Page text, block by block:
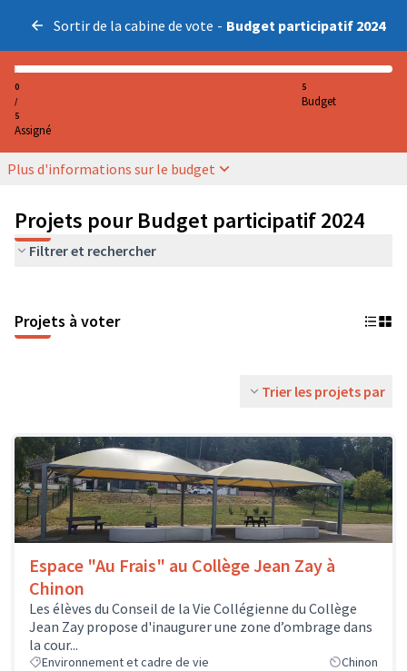
Sortir de la cabine de vote - Budget participatif 2024
0
/
5
Assigné
5
Budget
Plus d'informations sur le budget
Projets pour Budget participatif 2024
Filtrer et rechercher
Projets à voter
Trier les projets par
Espace "Au Frais" au Collège Jean Zay à
Chinon
Les élèves du Conseil de la Vie Collégienne du Collège
Jean Zay propose d'inaugurer une zone d’ombrage dans
la cour...
Environnement et cadre de vie Chinon